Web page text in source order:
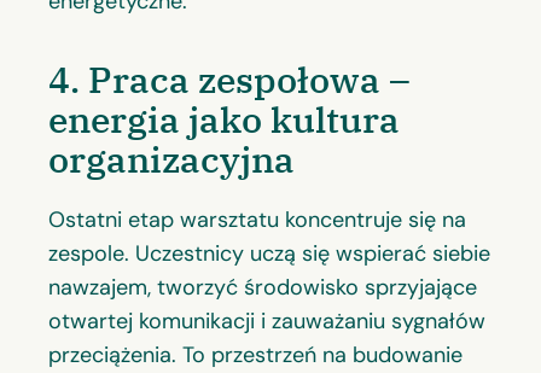
4. Praca zespołowa –
energia jako kultura
organizacyjna
Ostatni etap warsztatu koncentruje się na
zespole. Uczestnicy uczą się wspierać siebie
nawzajem, tworzyć środowisko sprzyjające
otwartej komunikacji i zauważaniu sygnałów
przeciążenia. To przestrzeń na budowanie